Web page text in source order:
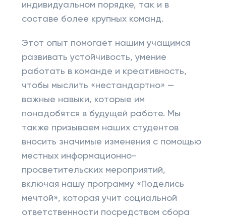
индивидуальном порядке, так и в
составе более крупных команд.
Этот опыт помогает нашим учащимся
развивать устойчивость, умение
работать в команде и креативность,
чтобы мыслить «нестандартно» —
важные навыки, которые им
понадобятся в будущей работе. Мы
также призываем наших студентов
вносить значимые изменения с помощью
местных информационно-
просветительских мероприятий,
включая нашу программу «Поделись
мечтой», которая учит социальной
ответственности посредством сбора